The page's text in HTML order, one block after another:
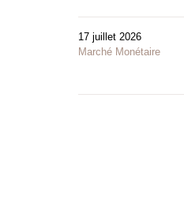
17 juillet 2026
Marché Monétaire